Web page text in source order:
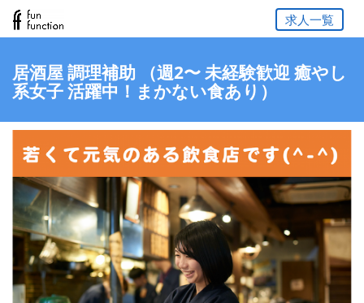
求人一覧
居酒屋 調理補助 （週2〜 未経験歓迎 癒やし
系女子 活躍中！まかない食あり）